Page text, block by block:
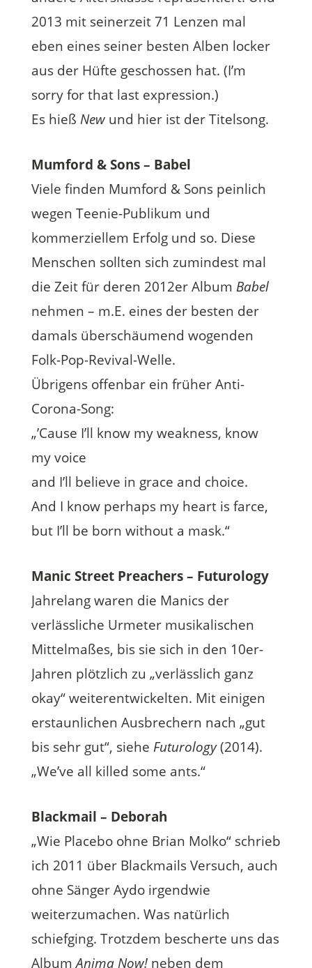
2013 mit seinerzeit 71 Lenzen mal
eben eines seiner besten Alben locker
aus der Hüfte geschossen hat. (I’m
sorry for that last expression.)
Es hieß Newund hier ist der Titelsong.
Mumford & Sons – Babel
Viele finden Mumford & Sons peinlich
wegen Teenie-Publikum und
kommerziellem Erfolg und so. Diese
Menschen sollten sich zumindest mal
die Zeit für deren 2012er Album Babel
nehmen – m.E. eines der besten der
damals überschäumend wogenden
Folk-Pop-Revival-Welle.
Übrigens offenbar ein früher Anti-
Corona-Song:
„’Cause I’ll know my weakness, know
my voice
and I’ll believe in grace and choice.
And I know perhaps my heart is farce,
but I’ll be born without a mask.“
Manic Street Preachers – Futurology
Jahrelang waren die Manics der
verlässliche Urmeter musikalischen
Mittelmaßes, bis sie sich in den 10er-
Jahren plötzlich zu „verlässlich ganz
okay“ weiterentwickelten. Mit einigen
erstaunlichen Ausbrechern nach „gut
bis sehr gut“, siehe Futurology(2014).
„We’ve all killed some ants.“
Blackmail – Deborah
„Wie Placebo ohne Brian Molko“ schrieb
ich 2011 über Blackmails Versuch, auch
ohne Sänger Aydo irgendwie
weiterzumachen. Was natürlich
schiefging. Trotzdem bescherte uns das
AlbumAnima Now!neben dem